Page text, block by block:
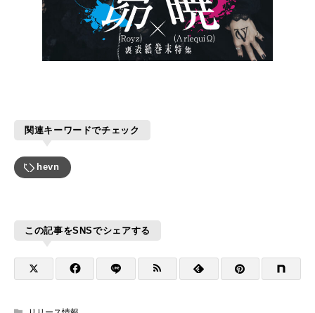
関連キーワードでチェック
hevn
この記事をSNSでシェアする